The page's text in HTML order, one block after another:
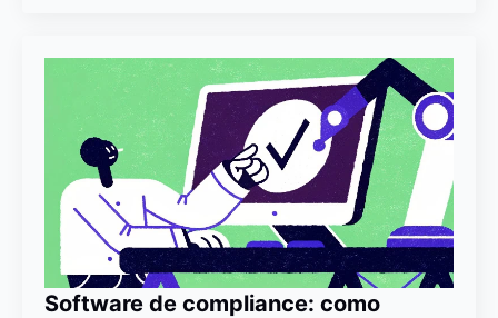
Software de compliance: como